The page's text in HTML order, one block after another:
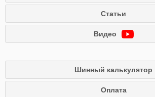
Статьи
Видео
Шинный калькулятор
Оплата